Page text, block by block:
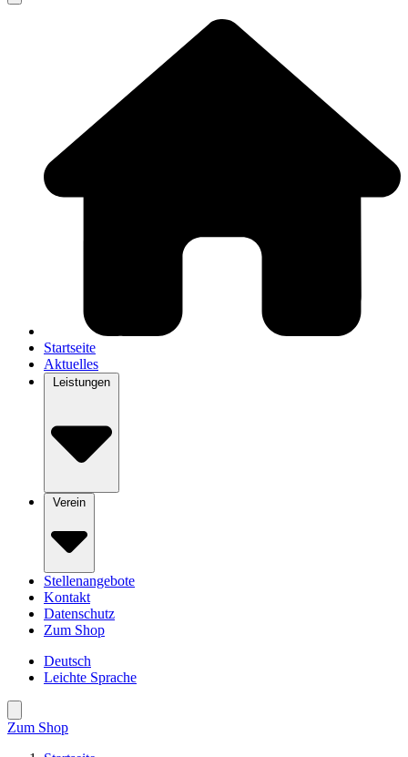
Menü öffnen
Startseite
Aktuelles
Leistungen
Verein
Stellenangebote
Kontakt
Datenschutz
Zum Shop
Deutsch
Leichte Sprache
Zum Shop